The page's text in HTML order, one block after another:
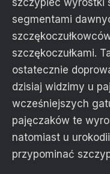
szczypiec wyrostki
segmentami
szczękoczułkami.
ostatecznie
dzisiaj widzimy u
wcześniejszych
pajęczaków te
natomiast u
przypominać